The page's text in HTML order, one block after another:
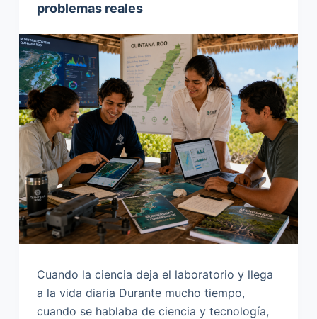
n
d
o
problemas reales
Cuando la ciencia deja el laboratorio y llega
a la vida diaria Durante mucho tiempo,
cuando se hablaba de ciencia y tecnología,